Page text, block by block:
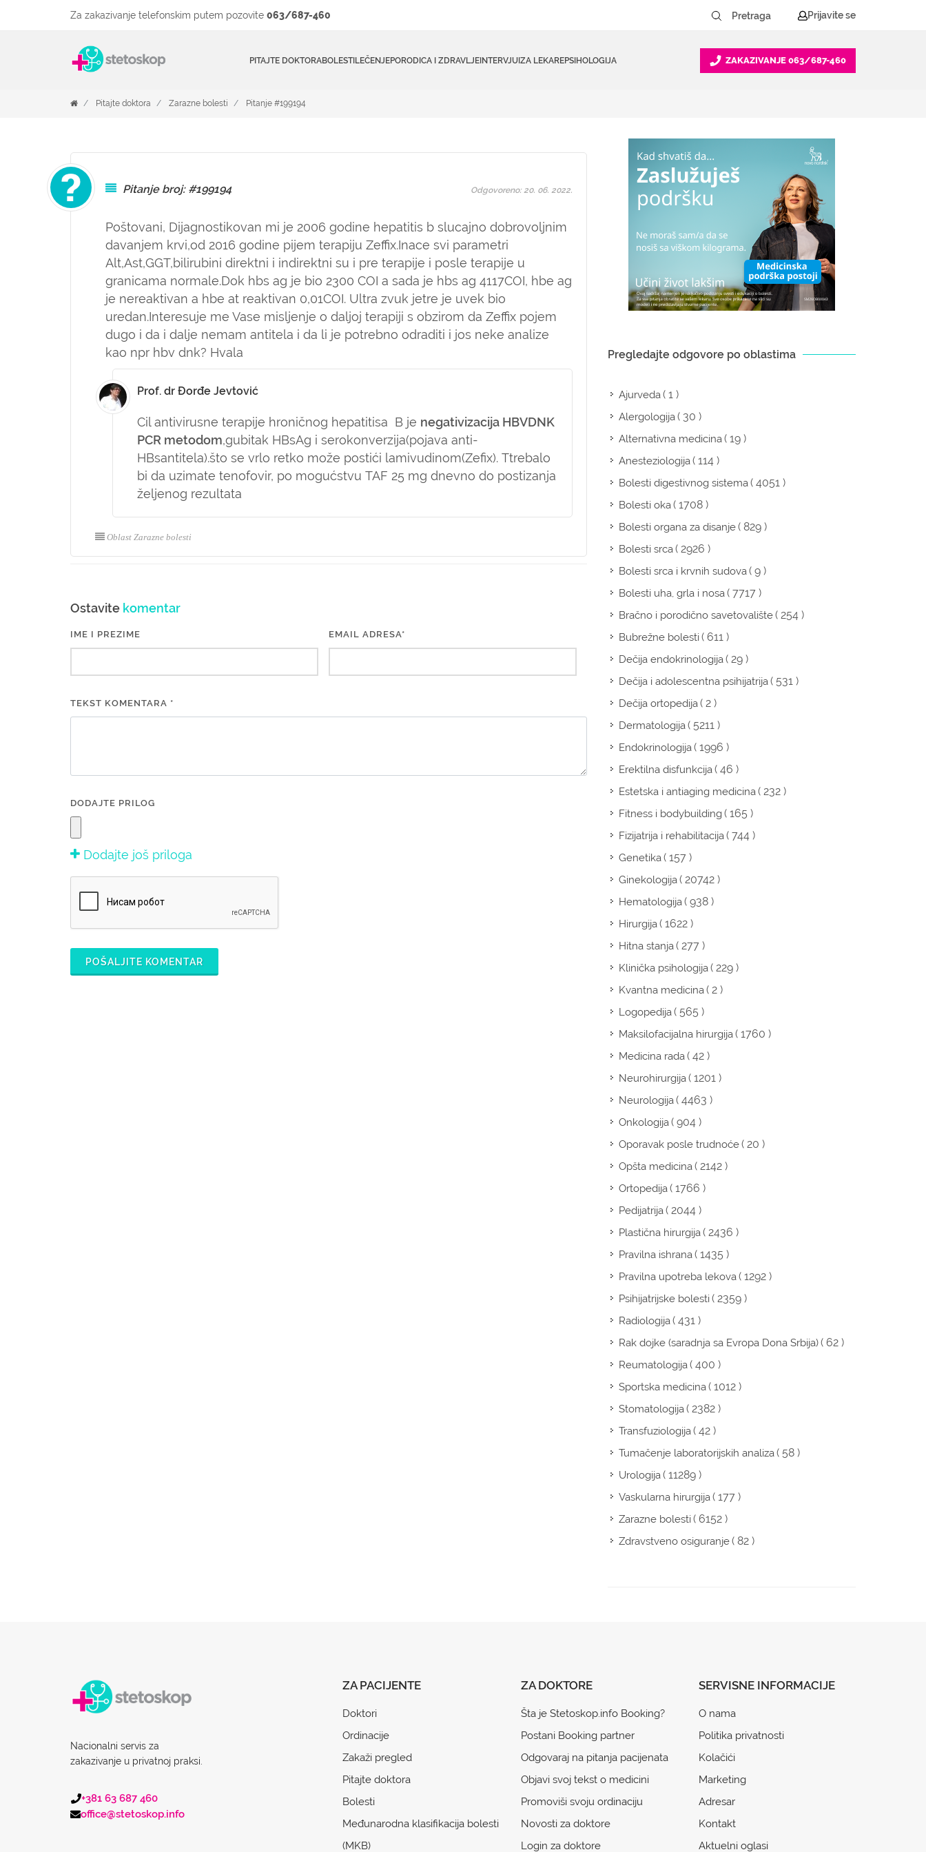
Za zakazivanje telefonskim putem pozovite 063/687-460 Prijavite se
PITAJTE DOKTORABOLESTILEČENJEPORODICA I ZDRAVLJEINTERVJUIZA LEKAREPSIHOLOGIJA ZAKAZIVANJE 063/687-460
Pitajte doktora Zarazne bolesti Pitanje #199194
Pitanje broj: #199194
Poštovani, Dijagnostikovan mi je 2006 godine hepatitis b slucajno dobrovoljnim
davanjem krvi,od 2016 godine pijem terapiju Zeffix.Inace svi parametri
Alt,Ast,GGT,bilirubini direktni i indirektni su i pre terapije i posle terapije u
granicama normale.Dok hbs ag je bio 2300 COI a sada je hbs ag 4117COI, hbe ag
je nereaktivan a hbe at reaktivan 0,01COI. Ultra zvuk jetre je uvek bio
uredan.Interesuje me Vase misljenje o daljoj terapiji s obzirom da Zeffix pojem
dugo i da i dalje nemam antitela i da li je potrebno odraditi i jos neke analize
kao npr hbv dnk? Hvala
Odgovoreno: 20. 06. 2022.
Prof. dr Đorđe Jevtović
Cil antivirusne terapije hroničnog hepatitisa B je negativizacija HBVDNK
PCR metodom,gubitak HBsAg i serokonverzija(pojava anti-
HBsantitela).što se vrlo retko može postići lamivudinom(Zefix). Ttrebalo
bi da uzimate tenofovir, po mogućstvu TAF 25 mg dnevno do postizanja
željenog rezultata
Oblast Zarazne bolesti
Ostavite komentar
IME I PREZIME EMAIL ADRESA*
TEKST KOMENTARA *
DODAJTE PRILOG
Dodajte još priloga
POŠALJITE KOMENTAR
Pregledajte odgovore po oblastima
Ajurveda( 1 )
Alergologija( 30 )
Alternativna medicina( 19 )
Anesteziologija( 114 )
Bolesti digestivnog sistema( 4051 )
Bolesti oka( 1708 )
Bolesti organa za disanje( 829 )
Bolesti srca( 2926 )
Bolesti srca i krvnih sudova( 9 )
Bolesti uha, grla i nosa( 7717 )
Bračno i porodično savetovalište( 254 )
Bubrežne bolesti( 611 )
Dečija endokrinologija( 29 )
Dečija i adolescentna psihijatrija( 531 )
Dečija ortopedija( 2 )
Dermatologija( 5211 )
Endokrinologija( 1996 )
Erektilna disfunkcija( 46 )
Estetska i antiaging medicina( 232 )
Fitness i bodybuilding( 165 )
Fizijatrija i rehabilitacija( 744 )
Genetika( 157 )
Ginekologija( 20742 )
Hematologija( 938 )
Hirurgija( 1622 )
Hitna stanja( 277 )
Klinička psihologija( 229 )
Kvantna medicina( 2 )
Logopedija( 565 )
Maksilofacijalna hirurgija( 1760 )
Medicina rada( 42 )
Neurohirurgija( 1201 )
Neurologija( 4463 )
Onkologija( 904 )
Oporavak posle trudnoće( 20 )
Opšta medicina( 2142 )
Ortopedija( 1766 )
Pedijatrija( 2044 )
Plastična hirurgija( 2436 )
Pravilna ishrana( 1435 )
Pravilna upotreba lekova( 1292 )
Psihijatrijske bolesti( 2359 )
Radiologija( 431 )
Rak dojke (saradnja sa Evropa Dona Srbija)( 62 )
Reumatologija( 400 )
Sportska medicina( 1012 )
Stomatologija( 2382 )
Transfuziologija( 42 )
Tumačenje laboratorijskih analiza( 58 )
Urologija( 11289 )
Vaskularna hirurgija( 177 )
Zarazne bolesti( 6152 )
Zdravstveno osiguranje( 82 )
Nacionalni servis za
zakazivanje u privatnoj praksi.
+381 63 687 460
office@stetoskop.info
ZA PACIJENTE
Doktori
Ordinacije
Zakaži pregled
Pitajte doktora
Bolesti
Međunarodna klasifikacija bolesti
(MKB)
ZA DOKTORE
Šta je Stetoskop.info Booking?
Postani Booking partner
Odgovaraj na pitanja pacijenata
Objavi svoj tekst o medicini
Promoviši svoju ordinaciju
Novosti za doktore
Login za doktore
SERVISNE INFORMACIJE
O nama
Politika privatnosti
Kolačići
Marketing
Adresar
Kontakt
Aktuelni oglasi